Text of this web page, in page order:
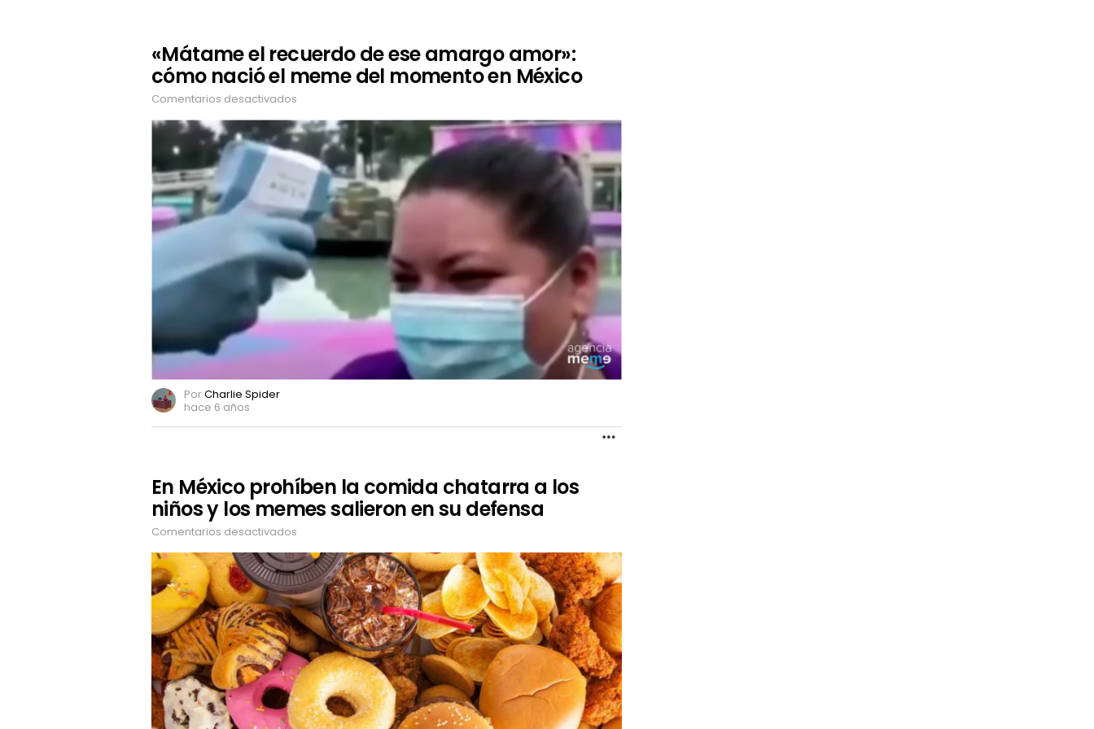
«Mátame el recuerdo de ese amargo amor»:
cómo nació el meme del momento en México
Comentarios desactivados
el
recuerdo
de
ese
amargo
amor»:
cómo
nació
el
meme
del
momento
en
México
PorCharlie Spider
hace 6 años
En México prohíben la comida chatarra a los
niños y los memes salieron en su defensa
Comentarios desactivados
México
prohíben
la
comida
chatarra
a
los
niños
y
los
memes
salieron
en